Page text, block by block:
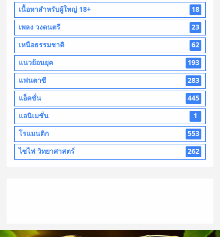
เนื้อหาสำหรับผู้ใหญ่ 18+
18
เพลง วงดนตรี
23
เหนือธรรมชาติ
62
แนวย้อนยุค
193
แฟนตาซี
283
แอ็คชั่น
445
แอนิเมชั่น
1
โรแมนติก
553
ไซไฟ วิทยาศาสตร์
262